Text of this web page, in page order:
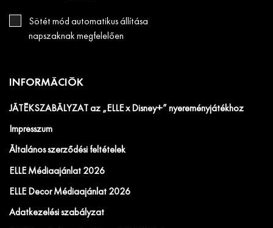
Sötét mód automatikus állítása
napszaknak megfelelően
INFORMÁCIÓK
JÁTÉKSZABÁLYZAT az „ELLE x Disney+” nyereményjátékhoz
Impresszum
Általános szerződési feltételek
ELLE Médiaajánlat 2026
ELLE Decor Médiaajánlat 2026
Adatkezelési szabályzat